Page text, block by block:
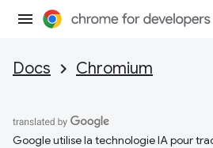
Docs Chromium
Google utilise la technologie IA pour